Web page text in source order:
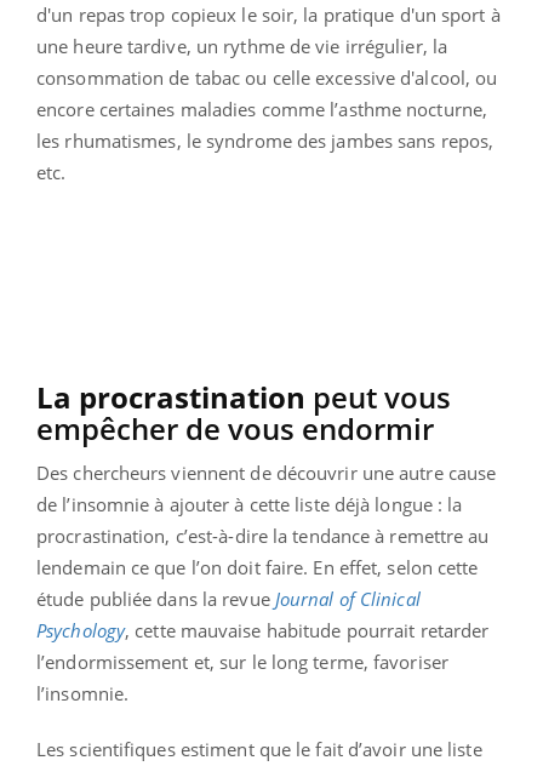
d'un repas trop copieux le soir, la pratique d'un sport à
une heure tardive, un rythme de vie irrégulier, la
consommation de tabac ou celle excessive d'alcool, ou
encore certaines maladies comme l’asthme nocturne,
les rhumatismes, le syndrome des jambes sans repos,
etc.
La procrastination peut vous
empêcher de vous endormir
Des chercheurs viennent de découvrir une autre cause
de l’insomnie à ajouter à cette liste déjà longue : la
procrastination, c’est-à-dire la tendance à remettre au
lendemain ce que l’on doit faire. En effet, selon cette
étude publiée dans la revue Journal of Clinical
Psychology, cette mauvaise habitude pourrait retarder
l’endormissement et, sur le long terme, favoriser
l’insomnie.
Les scientifiques estiment que le fait d’avoir une liste